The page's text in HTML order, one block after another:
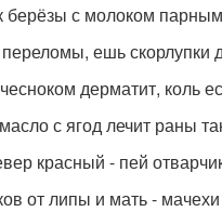
берёзы с молоком
ешь скорлупки
дерматит, коль
с ягод лечит раны
красный - пей
от липы и мать -